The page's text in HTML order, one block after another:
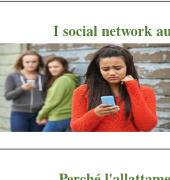
I social network